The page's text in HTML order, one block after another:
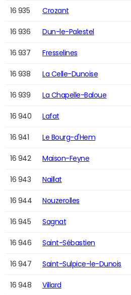
16 935 Crozant
16 936 Dun-le-Palestel
16 937 Fresselines
16 938 La Celle-Dunoise
16 939 La Chapelle-Baloue
16 940 Lafat
16 941 Le Bourg-d'Hem
16 942 Maison-Feyne
16 943 Naillat
16 944 Nouzerolles
16 945 Sagnat
16 946 Saint-Sébastien
16 947 Saint-Sulpice-le-Dunois
16 948 Villard